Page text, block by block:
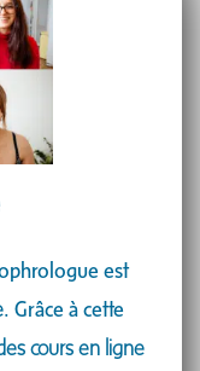
est
. Grâce à cette
cours en ligne